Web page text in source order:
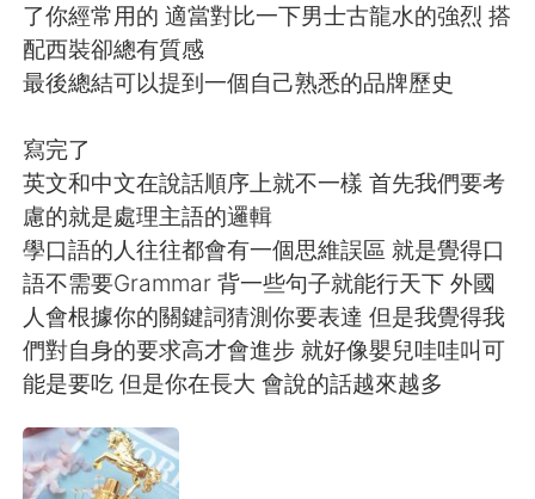
了你經常用的 適當對比一下男士古龍水的強烈 搭
配西裝卻總有質感
最後總結可以提到一個自己熟悉的品牌歷史
寫完了
英文和中文在說話順序上就不一樣 首先我們要考
慮的就是處理主語的邏輯
學口語的人往往都會有一個思維誤區 就是覺得口
語不需要Grammar 背一些句子就能行天下 外國
人會根據你的關鍵詞猜測你要表達 但是我覺得我
們對自身的要求高才會進步 就好像嬰兒哇哇叫可
能是要吃 但是你在長大 會說的話越來越多